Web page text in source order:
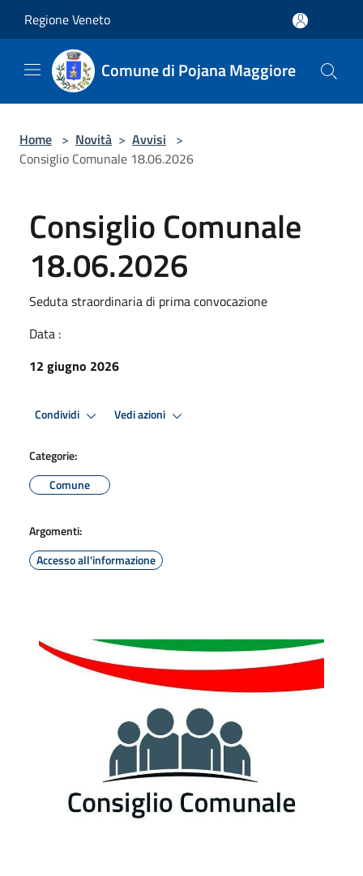
Regione Veneto
Comune di Pojana Maggiore
Home > Novità > Avvisi >
Consiglio Comunale 18.06.2026
Consiglio Comunale
18.06.2026
Seduta straordinaria di prima convocazione
Data :
12 giugno 2026
Condividi Vedi azioni
Categorie:
Comune
Argomenti:
Accesso all'informazione